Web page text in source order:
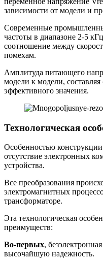
зависимости от модели и
Современные
частоты в диапазоне 2-5
соотношение между
помехам.
Амплитуда питающего
модели к модели,
эффективного значения.
Технологическая
Особенностью конструкции
отсутствие электронных
устройства.
Все преобразования
электромагнитных
трансформаторе.
Эта технологическая
преимуществ:
Во-первых,
высочайшую надежность.